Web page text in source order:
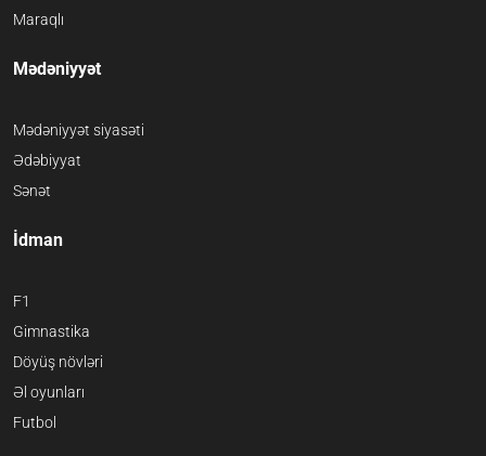
Maraqlı
Mədəniyyət
Mədəniyyət siyasəti
Ədəbiyyat
Sənət
İdman
F1
Gimnastika
Döyüş növləri
Əl oyunları
Futbol